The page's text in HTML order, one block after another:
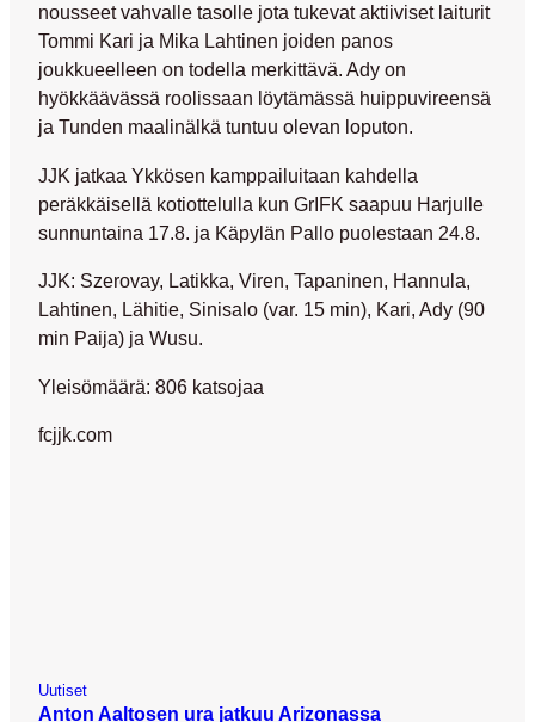
nousseet vahvalle tasolle jota tukevat aktiiviset laiturit
Tommi Kari ja Mika Lahtinen joiden panos
joukkueelleen on todella merkittävä. Ady on
hyökkäävässä roolissaan löytämässä huippuvireensä
ja Tunden maalinälkä tuntuu olevan loputon.
JJK jatkaa Ykkösen kamppailuitaan kahdella
peräkkäisellä kotiottelulla kun GrIFK saapuu Harjulle
sunnuntaina 17.8. ja Käpylän Pallo puolestaan 24.8.
JJK: Szerovay, Latikka, Viren, Tapaninen, Hannula,
Lahtinen, Lähitie, Sinisalo (var. 15 min), Kari, Ady (90
min Paija) ja Wusu.
Yleisömäärä: 806 katsojaa
fcjjk.com
Uutiset
Anton Aaltosen ura jatkuu Arizonassa